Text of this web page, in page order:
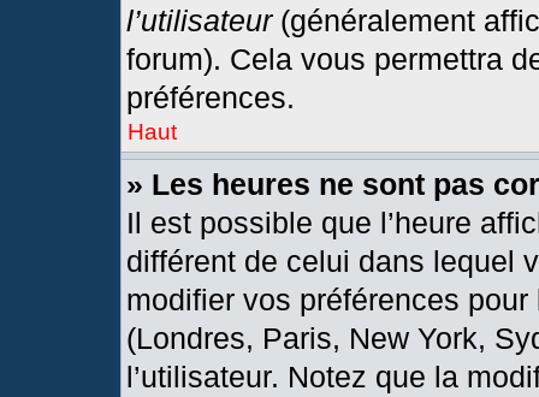
l’utilisateur(généralement
forum). Cela vous permettra
préférences.
Haut
» Les heures ne sont pas
Il est possible que l’heure
différent de celui dans lequel
modifier vos préférences
(Londres, Paris, New York,
l’utilisateur. Notez que la